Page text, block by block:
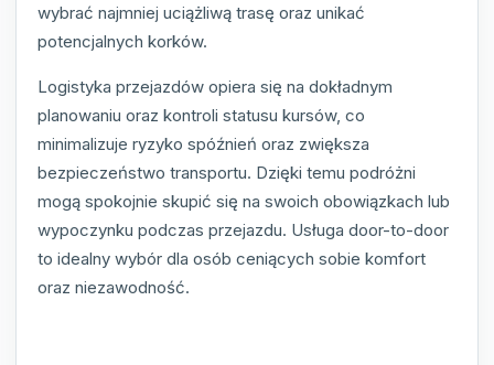
wybrać najmniej uciążliwą trasę oraz unikać
potencjalnych korków.
Logistyka przejazdów opiera się na dokładnym
planowaniu oraz kontroli statusu kursów, co
minimalizuje ryzyko spóźnień oraz zwiększa
bezpieczeństwo transportu. Dzięki temu podróżni
mogą spokojnie skupić się na swoich obowiązkach lub
wypoczynku podczas przejazdu. Usługa door-to-door
to idealny wybór dla osób ceniących sobie komfort
oraz niezawodność.